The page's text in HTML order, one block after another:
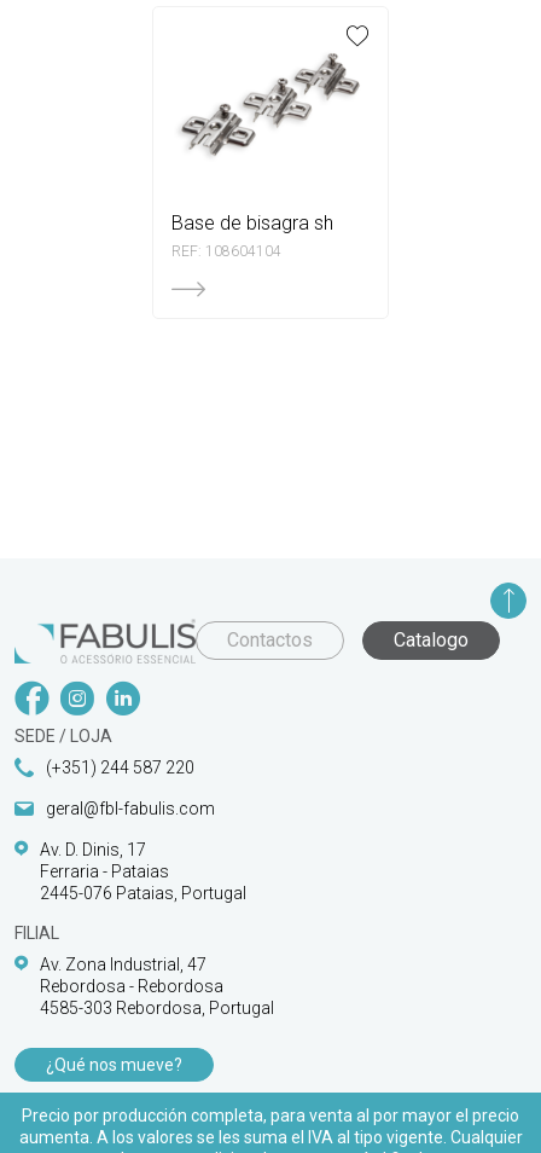
base de bisagra sh
REF: 108604104
Contactos Catalogo
SEDE / LOJA
(+351) 244 587 220
geral@fbl-fabulis.com
Av. D. Dinis, 17
Ferraria - Pataias
2445-076 Pataias, Portugal
FILIAL
Av. Zona Industrial, 47
Rebordosa - Rebordosa
4585-303 Rebordosa, Portugal
¿Qué nos mueve?
PRODUCTOS
Precio por producción completa, para venta al por mayor el precio
aumenta. A los valores se les suma el IVA al tipo vigente. Cualquier